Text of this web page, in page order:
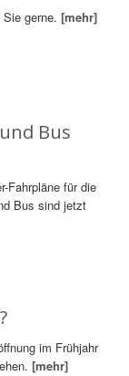
Sie gerne.[mehr]
Bus
Fahrpläne für die
Bus sind jetzt
im Frühjahr
[mehr]